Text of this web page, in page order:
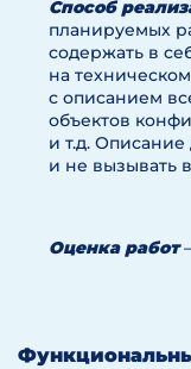
Способ
планируемых
содержать в
на
с описанием
объектов
и т.д.
и не вызывать
Оценка работ